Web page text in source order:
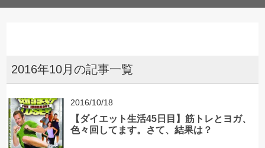
2016年10月の記事一覧
2016/10/18
【ダイエット生活45日目】筋トレとヨガ、
色々回してます。さて、結果は？